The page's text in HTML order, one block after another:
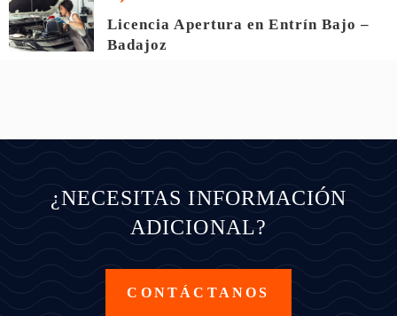
Licencia Apertura en Entrín Bajo –
Badajoz
¿NECESITAS INFORMACIÓN
ADICIONAL?
CONTÁCTANOS